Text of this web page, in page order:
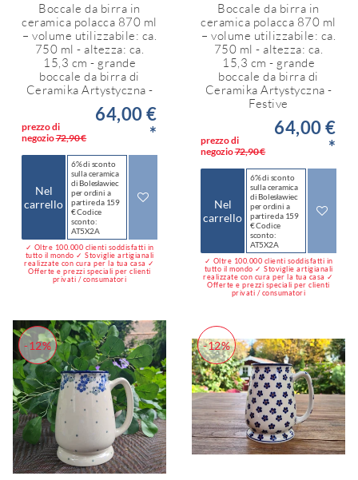
Boccale da birra in
ceramica polacca 870 ml
– volume utilizzabile: ca.
750 ml - altezza: ca.
15,3 cm - grande
boccale da birra di
Ceramika Artystyczna -
prezzo di
negozio72,90 €
64,00 €
*
Nel
carrello
6% di sconto
sulla ceramica
di Bolesławiec
per ordini a
partire da 159
€ Codice
sconto:
AT5X2A
✓ Oltre 100.000 clienti soddisfatti in
tutto il mondo ✓ Stoviglie artigianali
realizzate con cura per la tua casa ✓
Offerte e prezzi speciali per clienti
privati / consumatori
Boccale da birra in
ceramica polacca 870 ml
– volume utilizzabile: ca.
750 ml - altezza: ca.
15,3 cm - grande
boccale da birra di
Ceramika Artystyczna -
Festive
prezzo di
negozio72,90 €
64,00 €
*
Nel
carrello
6% di sconto
sulla ceramica
di Bolesławiec
per ordini a
partire da 159
€ Codice
sconto:
AT5X2A
✓ Oltre 100.000 clienti soddisfatti in
tutto il mondo ✓ Stoviglie artigianali
realizzate con cura per la tua casa ✓
Offerte e prezzi speciali per clienti
privati / consumatori
-12% -12%